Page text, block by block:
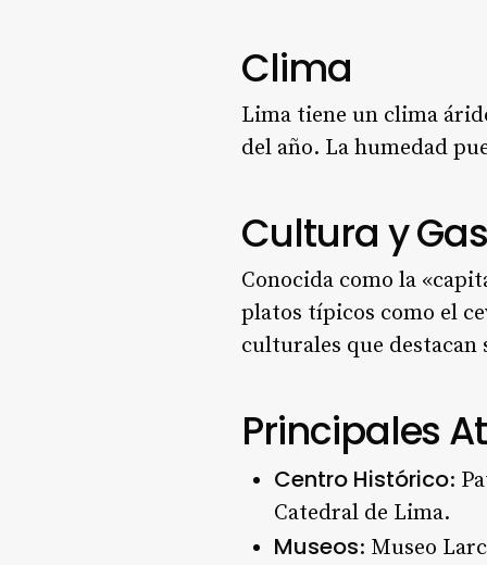
Clima
Lima tiene un clima
del año. La humedad
Cultura y
Conocida como la
platos típicos como el
culturales que
Principales
Centro Histórico:
Catedral de Lima.
Museos: Museo